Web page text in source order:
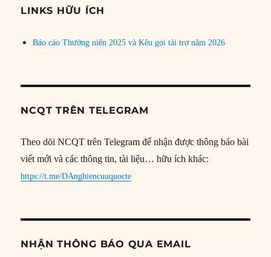
đề
LINKS HỮU ÍCH
Báo cáo Thường niên 2025 và Kêu gọi tài trợ năm 2026
NCQT TRÊN TELEGRAM
Theo dõi NCQT trên Telegram để nhận được thông báo bài
viết mới và các thông tin, tài liệu… hữu ích khác:
https://t.me/DAnghiencuuquocte
NHẬN THÔNG BÁO QUA EMAIL